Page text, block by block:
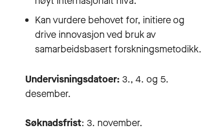
Kan vurdere behovet for, initiere og
drive innovasjon ved bruk av
samarbeidsbasert forskningsmetodikk.
Undervisningsdatoer: 3., 4. og 5.
desember.
Søknadsfrist: 3. november.